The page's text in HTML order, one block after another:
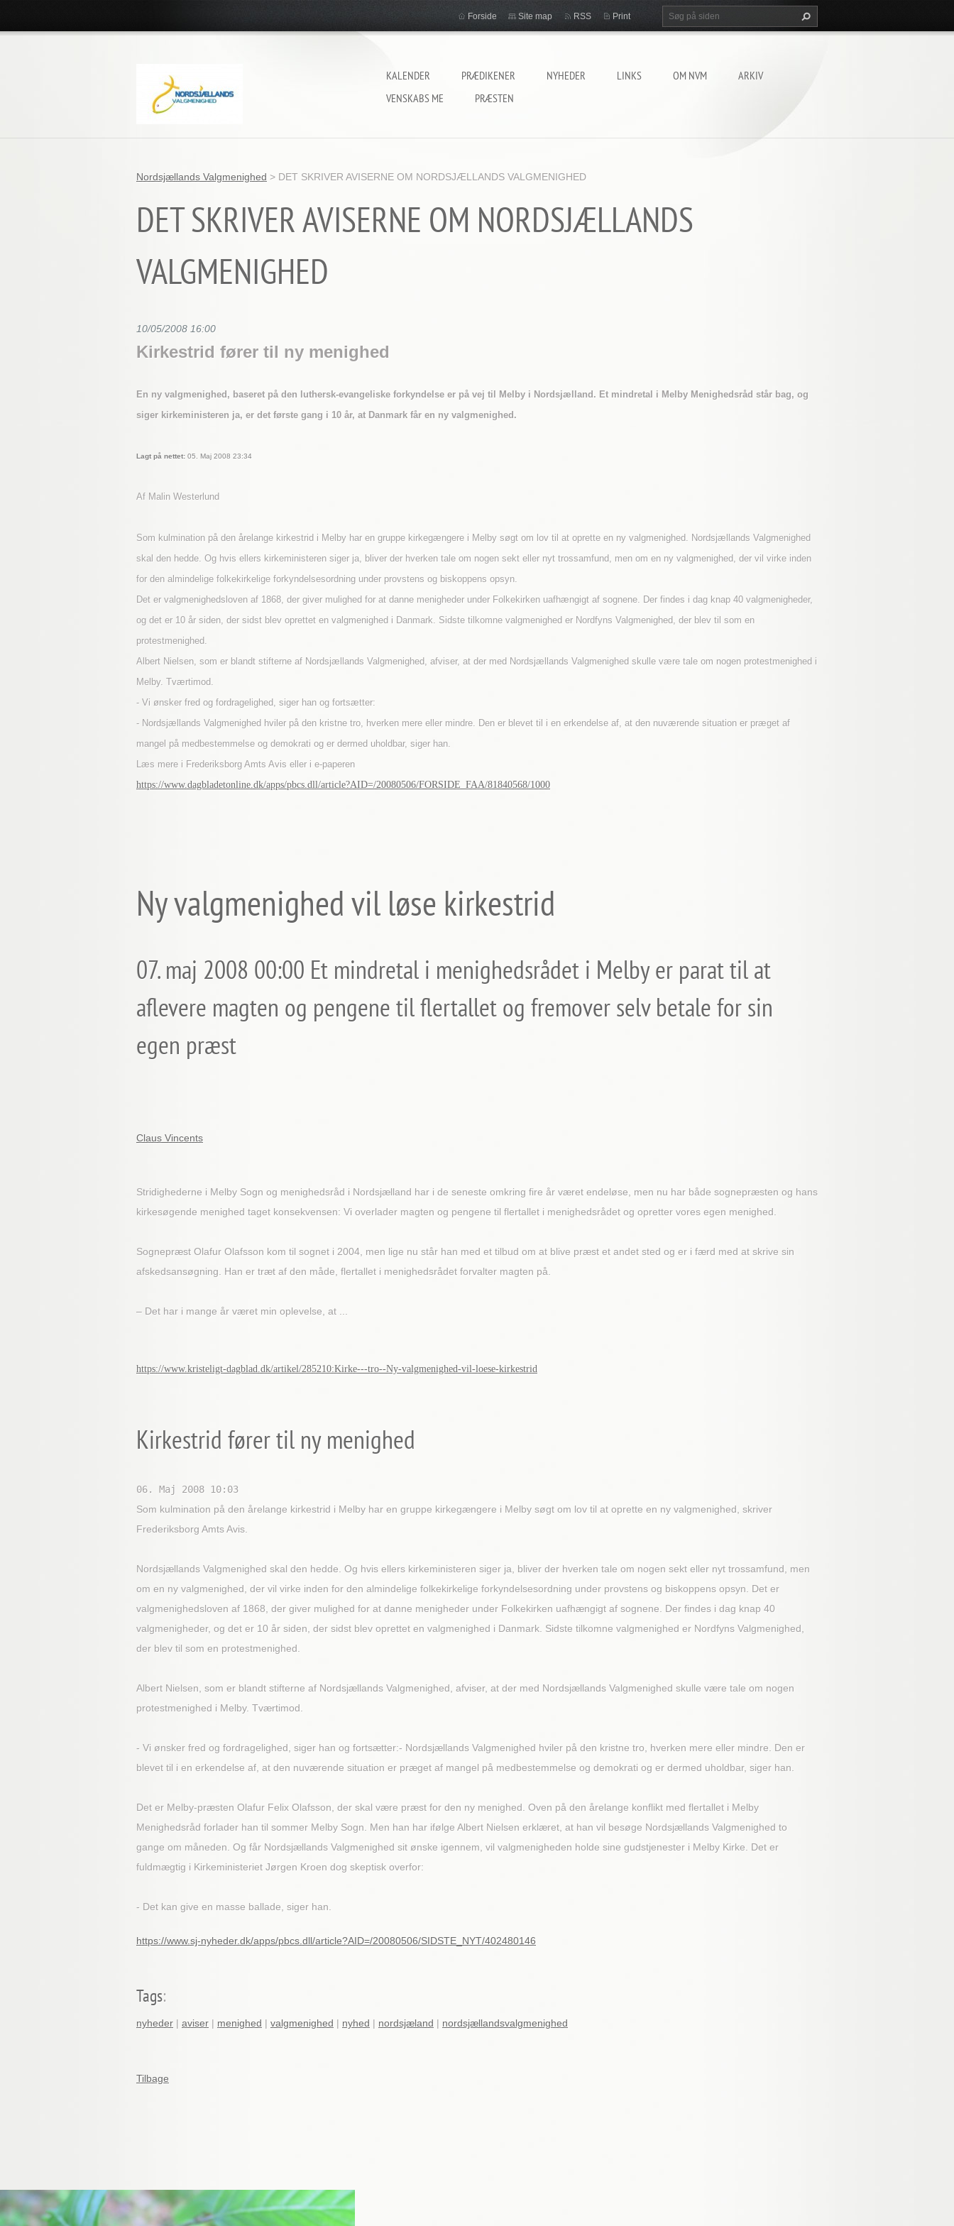
KALENDER PRÆDIKENER NYHEDER LINKS OM NVM
ARKIV
VENSKABS ME
PRÆSTEN
Forside Site map RSS Print
Nordsjællands Valgmenighed > DET SKRIVER AVISERNE OM NORDSJÆLLANDS VALGMENIGHED
DET SKRIVER AVISERNE OM NORDSJÆLLANDS
VALGMENIGHED
10/05/2008 16:00
Kirkestrid fører til ny menighed
En ny valgmenighed, baseret på den luthersk-evangeliske forkyndelse er på vej til Melby i Nordsjælland. Et mindretal i Melby Menighedsråd står bag, og
siger kirkeministeren ja, er det første gang i 10 år, at Danmark får en ny valgmenighed.
Lagt på nettet: 05. Maj 2008 23:34
Af Malin Westerlund
Som kulmination på den årelange kirkestrid i Melby har en gruppe kirkegængere i Melby søgt om lov til at oprette en ny valgmenighed. Nordsjællands Valgmenighed
skal den hedde. Og hvis ellers kirkeministeren siger ja, bliver der hverken tale om nogen sekt eller nyt trossamfund, men om en ny valgmenighed, der vil virke inden
for den almindelige folkekirkelige forkyndelsesordning under provstens og biskoppens opsyn.
Det er valgmenighedsloven af 1868, der giver mulighed for at danne menigheder under Folkekirken uafhængigt af sognene. Der findes i dag knap 40 valgmenigheder,
og det er 10 år siden, der sidst blev oprettet en valgmenighed i Danmark. Sidste tilkomne valgmenighed er Nordfyns Valgmenighed, der blev til som en
protestmenighed.
Albert Nielsen, som er blandt stifterne af Nordsjællands Valgmenighed, afviser, at der med Nordsjællands Valgmenighed skulle være tale om nogen protestmenighed i
Melby. Tværtimod.
- Vi ønsker fred og fordragelighed, siger han og fortsætter:
- Nordsjællands Valgmenighed hviler på den kristne tro, hverken mere eller mindre. Den er blevet til i en erkendelse af, at den nuværende situation er præget af
mangel på medbestemmelse og demokrati og er dermed uholdbar, siger han.
Læs mere i Frederiksborg Amts Avis eller i e-paperen
https://www.dagbladetonline.dk/apps/pbcs.dll/article?AID=/20080506/FORSIDE_FAA/81840568/1000
Ny valgmenighed vil løse kirkestrid
07. maj 2008 00:00 Et mindretal i menighedsrådet i Melby er parat til at
aflevere magten og pengene til flertallet og fremover selv betale for sin
egen præst
Claus Vincents
Stridighederne i Melby Sogn og menighedsråd i Nordsjælland har i de seneste omkring fire år været endeløse, men nu har både sognepræsten og hans
kirkesøgende menighed taget konsekvensen: Vi overlader magten og pengene til flertallet i menighedsrådet og opretter vores egen menighed.
Sognepræst Olafur Olafsson kom til sognet i 2004, men lige nu står han med et tilbud om at blive præst et andet sted og er i færd med at skrive sin
afskedsansøgning. Han er træt af den måde, flertallet i menighedsrådet forvalter magten på.
– Det har i mange år været min oplevelse, at ...
https://www.kristeligt-dagblad.dk/artikel/285210:Kirke---tro--Ny-valgmenighed-vil-loese-kirkestrid
Kirkestrid fører til ny menighed
06. Maj 2008 10:03
Som kulmination på den årelange kirkestrid i Melby har en gruppe kirkegængere i Melby søgt om lov til at oprette en ny valgmenighed, skriver
Frederiksborg Amts Avis.
Nordsjællands Valgmenighed skal den hedde. Og hvis ellers kirkeministeren siger ja, bliver der hverken tale om nogen sekt eller nyt trossamfund, men
om en ny valgmenighed, der vil virke inden for den almindelige folkekirkelige forkyndelsesordning under provstens og biskoppens opsyn. Det er
valgmenighedsloven af 1868, der giver mulighed for at danne menigheder under Folkekirken uafhængigt af sognene. Der findes i dag knap 40
valgmenigheder, og det er 10 år siden, der sidst blev oprettet en valgmenighed i Danmark. Sidste tilkomne valgmenighed er Nordfyns Valgmenighed,
der blev til som en protestmenighed.
Albert Nielsen, som er blandt stifterne af Nordsjællands Valgmenighed, afviser, at der med Nordsjællands Valgmenighed skulle være tale om nogen
protestmenighed i Melby. Tværtimod.
- Vi ønsker fred og fordragelighed, siger han og fortsætter:- Nordsjællands Valgmenighed hviler på den kristne tro, hverken mere eller mindre. Den er
blevet til i en erkendelse af, at den nuværende situation er præget af mangel på medbestemmelse og demokrati og er dermed uholdbar, siger han.
Det er Melby-præsten Olafur Felix Olafsson, der skal være præst for den ny menighed. Oven på den årelange konflikt med flertallet i Melby
Menighedsråd forlader han til sommer Melby Sogn. Men han har ifølge Albert Nielsen erklæret, at han vil besøge Nordsjællands Valgmenighed to
gange om måneden. Og får Nordsjællands Valgmenighed sit ønske igennem, vil valgmenigheden holde sine gudstjenester i Melby Kirke. Det er
fuldmægtig i Kirkeministeriet Jørgen Kroen dog skeptisk overfor:
- Det kan give en masse ballade, siger han.
https://www.sj-nyheder.dk/apps/pbcs.dll/article?AID=/20080506/SIDSTE_NYT/402480146
Tags:
nyheder | aviser | menighed | valgmenighed | nyhed | nordsjæland | nordsjællandsvalgmenighed
Tilbage